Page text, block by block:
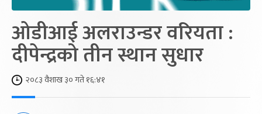
ओडीआई अलराउन्डर वरियता :
दीपेन्द्रको तीन स्थान सुधार
२०८३ वैशाख ३० गते १६:४१